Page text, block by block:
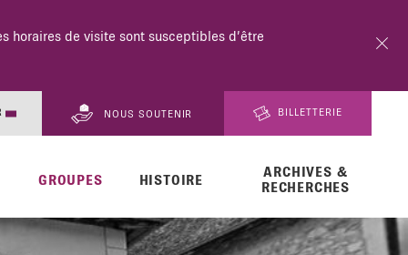
NOUS SOUTENIR BILLETTERIE
GROUPES HISTOIRE
ARCHIVES &
RECHERCHES